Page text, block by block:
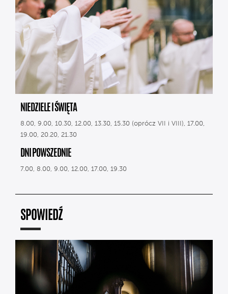
NIEDZIELE I ŚWIĘTA
8.00, 9.00, 10.30, 12.00, 13.30, 15.30 (oprócz VII i VIII), 17.00,
19.00, 20.20, 21.30
DNI POWSZEDNIE
7.00, 8.00, 9.00, 12.00, 17.00, 19.30
SPOWIEDŹ